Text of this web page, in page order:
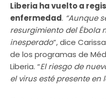
Liberia ha vuelto a
enfermedad. “Aunque
resurgimiento del Ébola
inesperado”, dice
de los programas de
Liberia. “El riesgo de
el virus esté presente en